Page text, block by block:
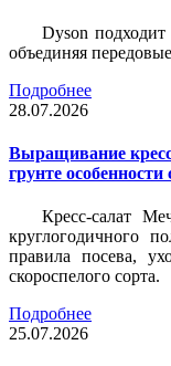
Dyson подходит
объединяя
Подробнее
28.07.2026
Выращивание
грунте
Кресс-салат
круглогодичного
правила посева,
скороспелого сорта.
Подробнее
25.07.2026